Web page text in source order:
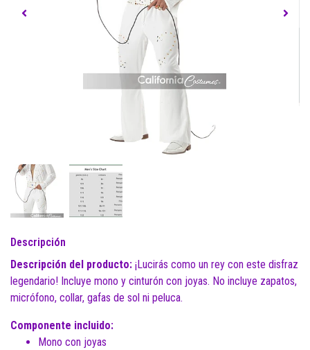
Descripción
Descripción del producto: ¡Lucirás como un rey con este disfraz
legendario! Incluye mono y cinturón con joyas. No incluye zapatos,
micrófono, collar, gafas de sol ni peluca.
Componente incluido:
Mono con joyas